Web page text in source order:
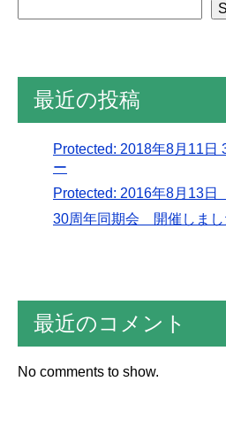
最近の投稿
Protected: 2018年8月11日
ー
Protected: 2016年8月13
30周年同期会 開催しまし
最近のコメント
No comments to show.